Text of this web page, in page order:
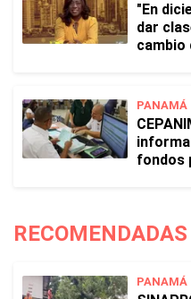
"En
dar
cambio
PANAMÁ
fondos
RECOMENDADAS
PANAMÁ